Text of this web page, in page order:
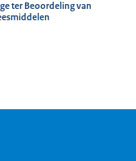
ter Beoordeling van